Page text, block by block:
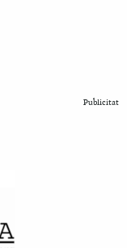
Publicitat